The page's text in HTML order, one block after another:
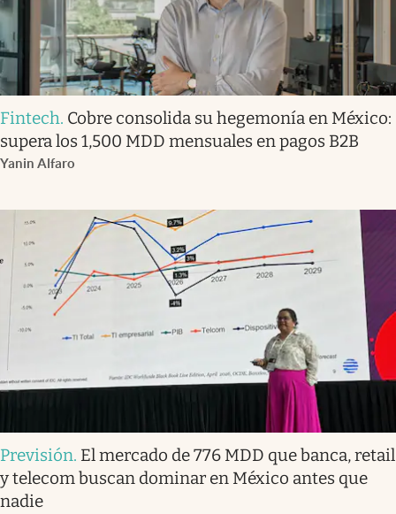
Fintech. Cobre consolida su hegemonía en México:
supera los 1,500 MDD mensuales en pagos B2B
Yanin Alfaro
Previsión. El mercado de 776 MDD que banca, retail
y telecom buscan dominar en México antes que
nadie